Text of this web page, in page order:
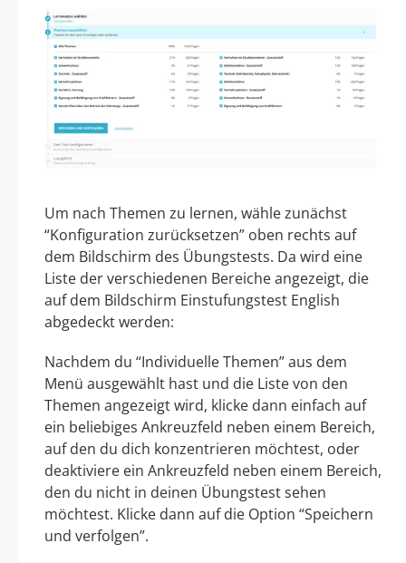
Um nach Themen zu lernen, wähle zunächst
“Konfiguration zurücksetzen” oben rechts auf
dem Bildschirm des Übungstests. Da wird eine
Liste der verschiedenen Bereiche angezeigt, die
auf dem Bildschirm Einstufungstest English
abgedeckt werden:
Nachdem du “Individuelle Themen” aus dem
Menü ausgewählt hast und die Liste von den
Themen angezeigt wird, klicke dann einfach auf
ein beliebiges Ankreuzfeld neben einem Bereich,
auf den du dich konzentrieren möchtest, oder
deaktiviere ein Ankreuzfeld neben einem Bereich,
den du nicht in deinen Übungstest sehen
möchtest. Klicke dann auf die Option “Speichern
und verfolgen”.